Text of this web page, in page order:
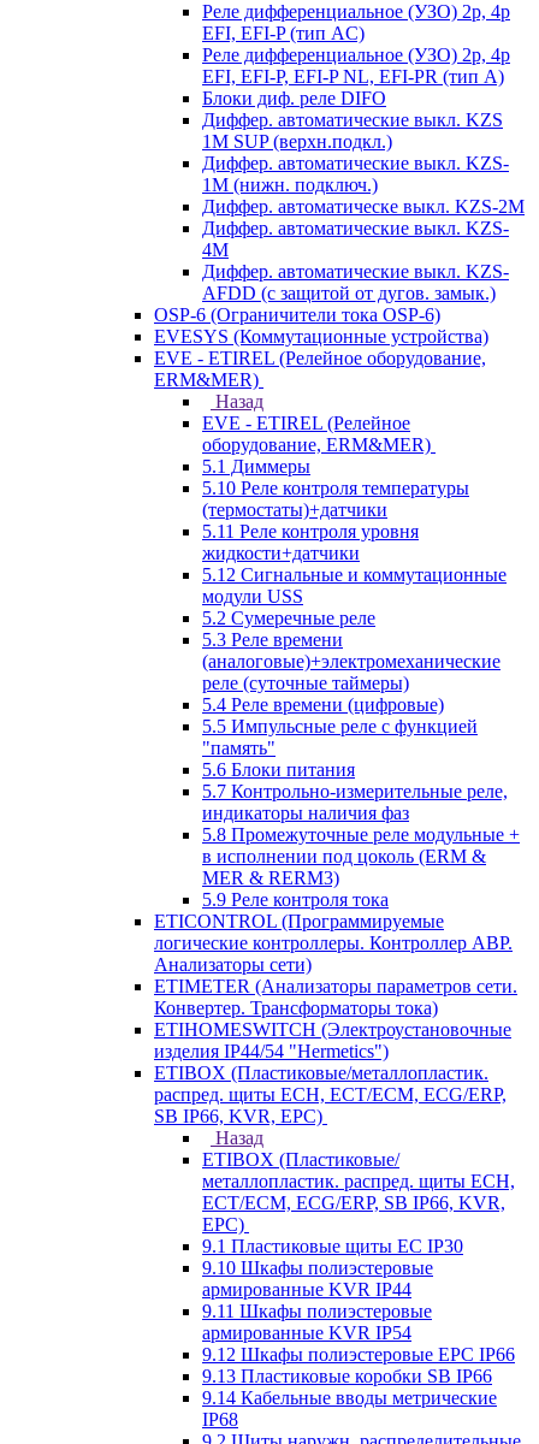
Реле дифференциальное (УЗО) 2р, 4р
EFI, EFI-P (тип AС)
Реле дифференциальное (УЗО) 2р, 4р
EFI, EFI-P, EFI-P NL, EFI-PR (тип A)
Блоки диф. реле DIFO
Диффер. автоматические выкл. KZS
1M SUP (верхн.подкл.)
Диффер. автоматические выкл. KZS-
1M (нижн. подключ.)
Диффер. автоматическе выкл. KZS-2M
Диффер. автоматические выкл. KZS-
4M
Диффер. автоматические выкл. KZS-
AFDD (с защитой от дугов. замык.)
OSP-6 (Ограничители тока OSP-6)
EVESYS (Коммутационные устройства)
EVE - ETIREL (Релейное оборудование,
ERM&MER)
Назад
EVE - ETIREL (Релейное
оборудование, ERM&MER)
5.1 Диммеры
5.10 Реле контроля температуры
(термостаты)+датчики
5.11 Реле контроля уровня
жидкости+датчики
5.12 Сигнальные и коммутационные
модули USS
5.2 Сумеречные реле
5.3 Реле времени
(аналоговые)+электромеханические
реле (суточные таймеры)
5.4 Реле времени (цифровые)
5.5 Импульсные реле с функцией
"память"
5.6 Блоки питания
5.7 Контрольно-измерительные реле,
индикаторы наличия фаз
5.8 Промежуточные реле модульные +
в исполнении под цоколь (ERM &
MER & RERM3)
5.9 Реле контроля тока
ETICONTROL (Программируемые
логические контроллеры. Контроллер АВР.
Анализаторы сети)
ETIMETER (Анализаторы параметров сети.
Конвертер. Трансформаторы тока)
ETIHOMESWITCH (Электроустановочные
изделия IP44/54 "Hermetics")
ETIBOX (Пластиковые/металлопластик.
распред. щиты ECH, ECT/ECM, ECG/ERP,
SB IP66, KVR, EPC)
Назад
ETIBOX (Пластиковые/
металлопластик. распред. щиты ECH,
ECT/ECM, ECG/ERP, SB IP66, KVR,
EPC)
9.1 Пластиковые щиты EC IP30
9.10 Шкафы полиэстеровые
армированные KVR IP44
9.11 Шкафы полиэстеровые
армированные KVR IP54
9.12 Шкафы полиэстеровые EPC IP66
9.13 Пластиковые коробки SB IP66
9.14 Кабельные вводы метрические
IP68